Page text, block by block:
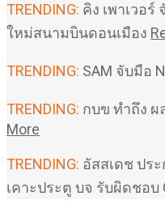
TRENDING: คิง เพาเวอ
ใหม่สนามบินดอนเมือง
TRENDING: SAM จับมือ
TRENDING: กบข ทำถึง ผ
More
TRENDING: อัสสเดช ปร
เคาะประตู บจ รับผิดชอบ